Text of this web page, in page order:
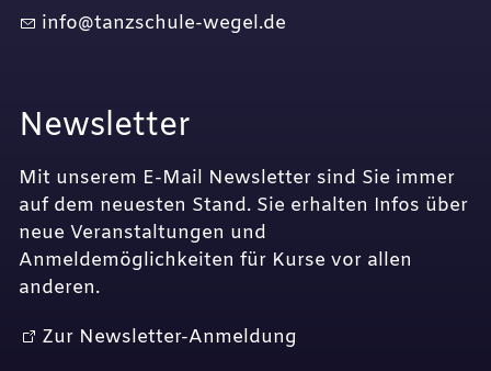
nf
t nzsch l -w g l d
Newsletter
Mit unserem E-Mail Newsletter sind Sie immer
auf dem neuesten Stand. Sie erhalten Infos über
neue Veranstaltungen und
Anmeldemöglichkeiten für Kurse vor allen
anderen.
Zur Newsletter-Anmeldung